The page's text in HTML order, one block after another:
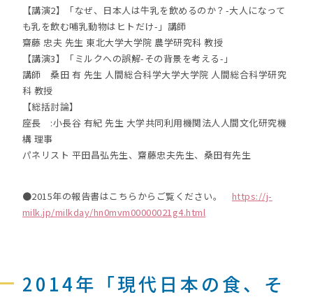
【講演2】「なぜ、日本人は牛乳を飲めるのか？-大人になって
も乳を飲む哺乳動物はヒトだけ-」講師
齋藤 忠夫 先生 東北大学大学院 農学研究科 教授
【講演3】「ミルクへの誤解-その背景を考える-」
講師 桑田 有 先生 人間総合科学大学大学院 人間総合科学研究
科 教授
【総括討論】
座長 :小長谷 有紀 先生 大学共同利用機関法人人間文化研究機
構 理事
パネリスト 平田昌弘先生、齋藤忠夫先生、桑田有先生
●2015年の報告書はこちらからご覧ください。 https://j-
milk.jp/milkday/hn0mvm00000021g4.html
2014年「現代日本の食、そ